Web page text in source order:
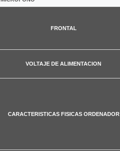
FRONTAL
VOLTAJE DE ALIMENTACION
CARACTERISTICAS FISICAS ORDENADOR